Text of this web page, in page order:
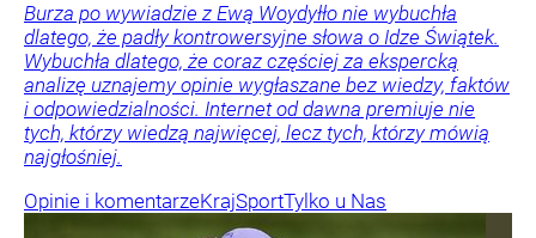
Burza po wywiadzie z Ewą Woydyłło nie wybuchła
dlatego, że padły kontrowersyjne słowa o Idze Świątek.
Wybuchła dlatego, że coraz częściej za ekspercką
analizę uznajemy opinie wygłaszane bez wiedzy, faktów
i odpowiedzialności. Internet od dawna premiuje nie
tych, którzy wiedzą najwięcej, lecz tych, którzy mówią
najgłośniej.
Opinie i komentarzeKrajSportTylko u Nas